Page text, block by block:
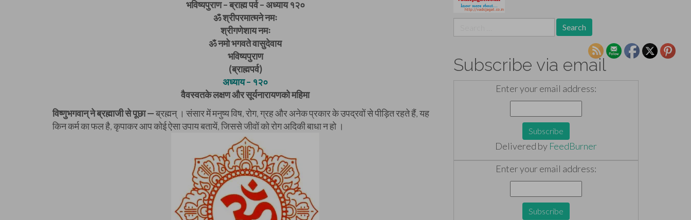
भविष्यपुराण – ब्राह्म पर्व – अध्याय १२०
ॐ श्रीपरमात्मने नमः
श्रीगणेशाय नमः
ॐ नमो भगवते वासुदेवाय
भविष्यपुराण
(ब्राह्मपर्व)
अध्याय – १२०
वैवस्वतके लक्षण और सूर्यनारायणको महिमा
विष्णुभगवान् ने ब्रह्माजी से पूछा —ब्रह्मन् । संसार में मनुष्य विष, रोग, ग्रह और अनेक प्रकार के उपद्रवों से पीड़ित रहते हैं, यह
किन कर्म का फल है, कृपाकर आप कोई ऐसा उपाय बतायें, जिससे जीवों को रोग अदिकी बाधा न हो ।
for:
Subscribe via email
Enter your email address:
Delivered by FeedBurner
Enter your email address: